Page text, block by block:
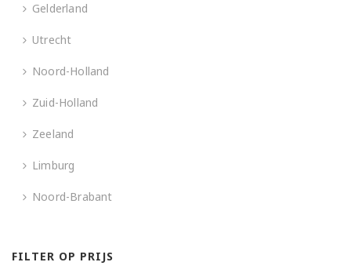
Gelderland
Utrecht
Noord-Holland
Zuid-Holland
Zeeland
Limburg
Noord-Brabant
FILTER OP PRIJS